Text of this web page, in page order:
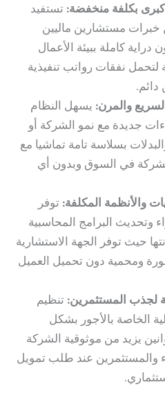
بكلفة منخفضة: تستفيد
خبرات مستشارين ماليين
دراية كاملة ببيئة الأعمال
لتحمل نفقات رواتب تنفيذية
دائم.
والمرن: يسهل النظام
جديدة مع نمو الشركة أو
بسلاسة تامة تماشيا مع
في السوق وبدون أي
والأنظمة المكلفة: توفر
وتحديث البرامج المحاسبية
حيث توفر الجهة الاستشارية
ومحمية دون تحميل العميل
لجذب المستثمرين: تنظيم
الخاصة بالأجور بشكل
يزيد من موثوقية الشركة
والمستثمرين عند طلب تمويل